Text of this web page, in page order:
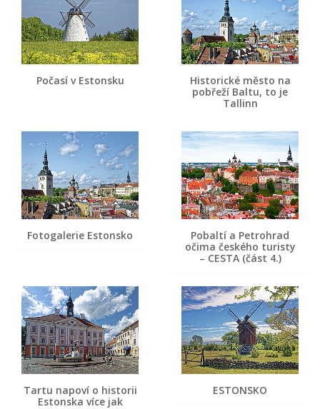
Počasí v Estonsku
Historické město na
pobřeží Baltu, to je
Tallinn
Fotogalerie Estonsko
Pobaltí a Petrohrad
očima českého turisty
– CESTA (část 4.)
Tartu napoví o historii
Estonska více jak
ESTONSKO